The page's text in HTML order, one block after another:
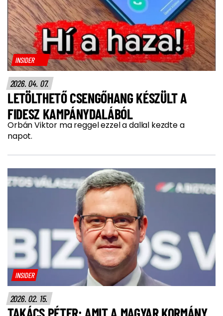
INSIDER
2026. 04. 07.
LETÖLTHETŐ CSENGŐHANG KÉSZÜLT A
FIDESZ KAMPÁNYDALÁBÓL
Orbán Viktor ma reggel ezzel a dallal kezdte a
napot.
INSIDER
2026. 02. 15.